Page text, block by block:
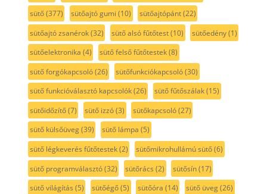
sütő(377) sütőajtó gumi (10) sütőajtópánt(22)
sütőajtó zsanérok(32) sütő alsó fűtőtest(10) sütőedény(1)
sütőelektronika (4) sütő felső fűtőtestek(8)
sütő forgókapcsoló(26) sütőfunkciókapcsoló(30)
sütő funkcióválasztó kapcsolók(26) sütő fűtőszálak(15)
sütőidőzítő(7) sütő izzó(3) sütőkapcsoló(27)
sütő külsőüveg(39) sütő lámpa (5)
sütő légkeverés fűtőtestek(2) sütőmikrohullámú sütő(6)
sütő programválasztó(32) sütőrács (2) sütősín(17)
sütő világítás (5) sütőégő(5) sütőóra (14) sütő üveg(26)